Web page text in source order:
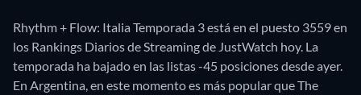
Rhythm + Flow: Italia Temporada 3 está en el puesto 3559 en
los Rankings Diarios de Streaming de JustWatch hoy. La
temporada ha bajado en las listas -45 posiciones desde ayer.
En Argentina, en este momento es más popular que The